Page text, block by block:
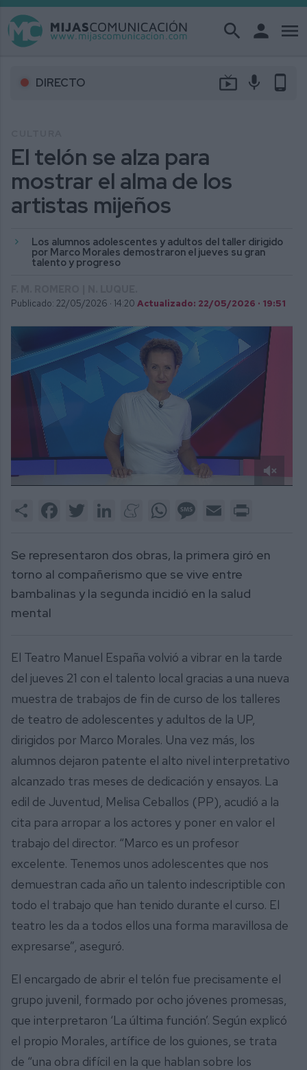
search person menu
DIRECTO live_tv mic phone_android
El telón se alza para
mostrar el alma de los
artistas mijeños
Los alumnos adolescentes y adultos del taller dirigido
por Marco Morales demostraron el jueves su gran
talento y progreso
Publicado: 22/05/2026 · 14:20 Actualizado: 22/05/2026 · 19:51
1
Share FacebookTwitter LinkedInMeneameWhatsAppMessage
Email
Se representaron dos obras, la primera giró en
torno al compañerismo que se vive entre
bambalinas y la segunda incidió en la salud
mental
El Teatro Manuel España volvió a vibrar en la tarde
del jueves 21 con el talento local gracias a una nueva
muestra de trabajos de fin de curso de los talleres
de teatro de adolescentes y adultos de la UP,
dirigidos por Marco Morales. Una vez más, los
alumnos dejaron patente el alto nivel interpretativo
alcanzado tras meses de dedicación y ensayos. La
edil de Juventud, Melisa Ceballos (PP), acudió a la
cita para arropar a los actores y poner en valor el
trabajo del director. “Marco es un profesor
excelente. Tenemos unos adolescentes que nos
demuestran cada año un talento indescriptible con
todo el trabajo que han tenido durante el curso. El
teatro les da a todos ellos una forma maravillosa de
expresarse”, aseguró.
El encargado de abrir el telón fue precisamente el
grupo juvenil, formado por ocho jóvenes promesas,
que interpretaron ‘La última función’. Según explicó
el propio Morales, artífice de los guiones, se trata
de “una obra difícil en la que hablan sobre los